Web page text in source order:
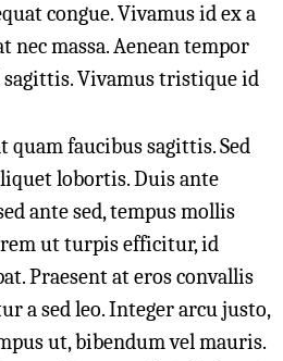
congue. Vivamus id ex a
nec massa. Aenean tempor
sagittis. Vivamus tristique id
quam faucibus sagittis. Sed
lobortis. Duis ante
ante sed, tempus mollis
ut turpis efficitur, id
Praesent at eros convallis
a sed leo. Integer arcu justo,
ut, bibendum vel mauris.